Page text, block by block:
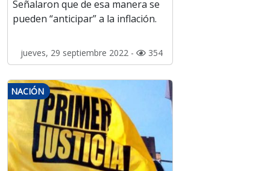
Señalaron que de esa manera se
pueden “anticipar” a la inflación.
jueves, 29 septiembre 2022 - 354
NACIÓN